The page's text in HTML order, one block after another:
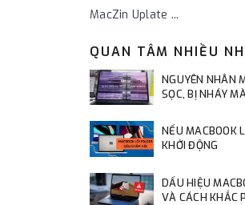
MacZin Uplate ...
QUAN TÂM NHIỀU
NGUYÊN NHÂN
SỌC, BỊ NHÁY
NẾU MACBOOK
KHỞI ĐỘNG
DẤU HIỆU
VÀ CÁCH KHẮC